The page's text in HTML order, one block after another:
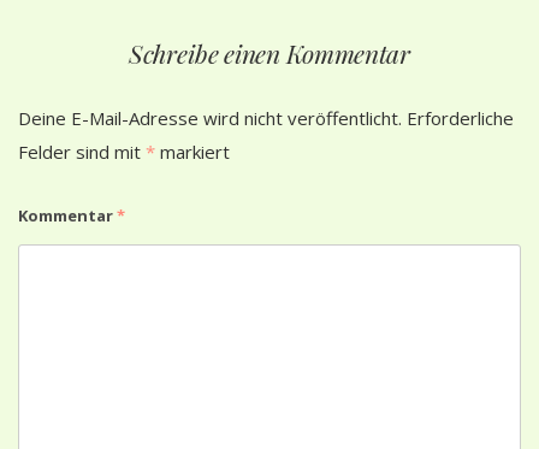
Schreibe einen Kommentar
Deine E-Mail-Adresse wird nicht veröffentlicht. Erforderliche
Felder sind mit * markiert
Kommentar*